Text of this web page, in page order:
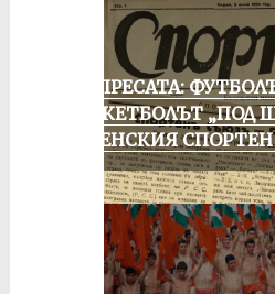
ОТ ПРЕСАТА:
БАСКЕТБОЛЪТ „ПОД
РУСЕНСКИЯ